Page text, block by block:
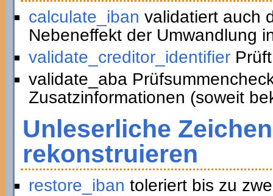
calculate_iban validatiert auch
Nebeneffekt der Umwandlung
validate_creditor_identifierPrüft
validate_aba
Zusatzinformationen (soweit
Unleserliche
rekonstruieren
restore_iban toleriert bis zu